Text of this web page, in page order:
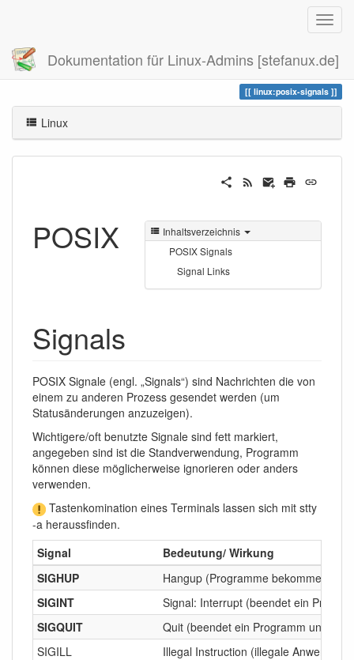
Dokumentation für Linux-Admins [stefanux.de]
Zuletzt angesehen posix-signals
linux:posix-signals
Linux
Inhaltsverzeichnis
POSIX Signals
Signal Links
POSIX
Signals
POSIX Signale (engl. „Signals“) sind Nachrichten die von
einem zu anderen Prozess gesendet werden (um
Statusänderungen anzuzeigen).
Wichtigere/oft benutzte Signale sind fett markiert,
angegeben sind ist die Standverwendung, Programm
können diese möglicherweise ignorieren oder anders
verwenden.
Tastenkomination eines Terminals lassen sich mit stty
-a heraussfinden.
Signal
Bedeutung/ Wirkung
SIGHUP
Hangup (Programme bekommen
SIGINT
Signal: Interrupt (beendet ein
SIGQUIT
Quit (beendet ein Programm und
SIGILL
Illegal Instruction (illegale